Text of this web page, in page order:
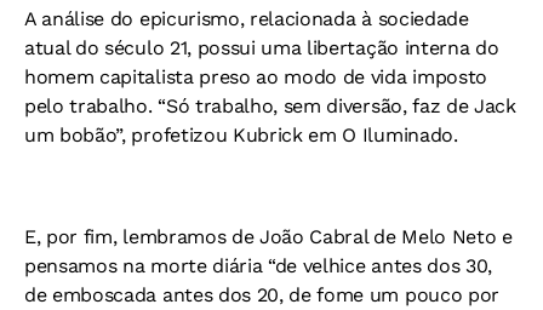
A análise do epicurismo, relacionada à sociedade
atual do século 21, possui uma libertação interna do
homem capitalista preso ao modo de vida imposto
pelo trabalho. “Só trabalho, sem diversão, faz de Jack
um bobão”, profetizou Kubrick em O Iluminado.
E, por fim, lembramos de João Cabral de Melo Neto e
pensamos na morte diária “de velhice antes dos 30,
de emboscada antes dos 20, de fome um pouco por